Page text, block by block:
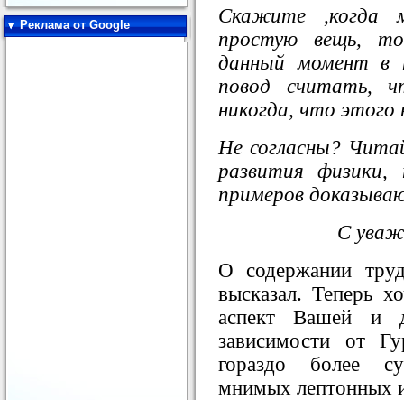
Реклама от Google
Скажите ,когда
простую вещь,
данный момент в
повод считать,
никогда, что этого
Не согласны?
развития
примеров
С
О содержании
высказал. Теперь
аспект Вашей и
зависимости от
гораздо более
мнимых лептонных